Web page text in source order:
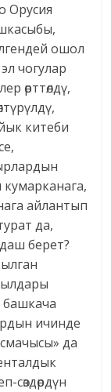
Орусия
ошол
чогулар
өрттөлдү,
китеби
айлантып
да,
берет?
башкача
ичинде
да